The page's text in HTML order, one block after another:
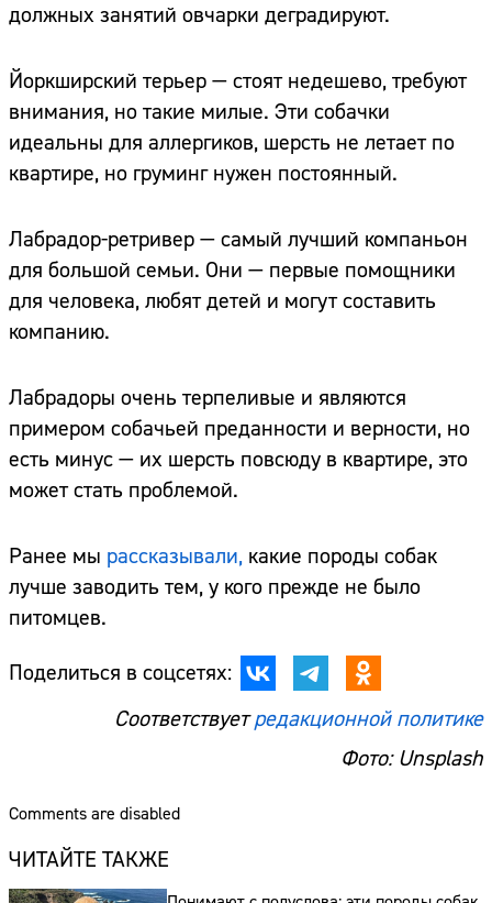
должных занятий овчарки деградируют.
Йоркширский терьер — стоят недешево, требуют
внимания, но такие милые. Эти собачки
идеальны для аллергиков, шерсть не летает по
квартире, но груминг нужен постоянный.
Лабрадор-ретривер — самый лучший компаньон
для большой семьи. Они — первые помощники
для человека, любят детей и могут составить
компанию.
Лабрадоры очень терпеливые и являются
примером собачьей преданности и верности, но
есть минус — их шерсть повсюду в квартире, это
может стать проблемой.
Ранее мы рассказывали, какие породы собак
лучше заводить тем, у кого прежде не было
питомцев.
Поделиться в соцсетях:
Соответствуетредакционной политике
Фото: Unsplash
Comments are disabled
ЧИТАЙТЕ ТАКЖЕ